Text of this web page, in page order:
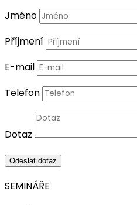
Jméno
Příjmení
E-mail
Telefon
Dotaz
Odeslat dotaz
SEMINÁŘE